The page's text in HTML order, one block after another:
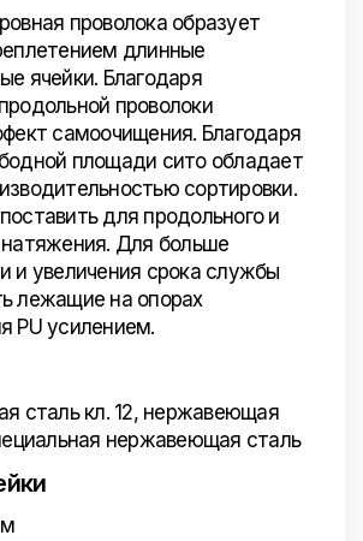
проволока образует
длинные
ячейки. Благодаря
проволоки
самоочищения. Благодаря
площади сито обладает
сортировки.
для продольного и
натяжения. Для больше
и увеличения срока службы
лежащие на опорах
PU усилением.
сталь кл. 12, нержавеющая
нержавеющая сталь